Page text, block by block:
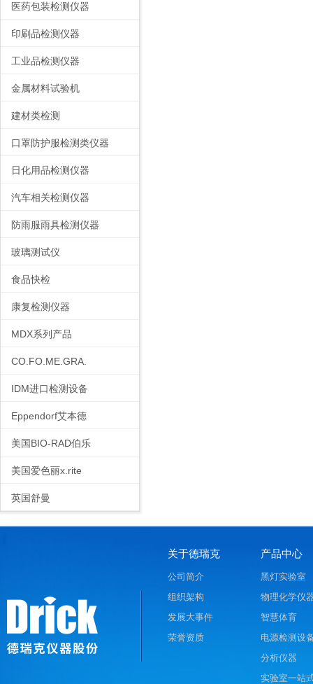
医药包装检测仪器
印刷品检测仪器
工业品检测仪器
金属材料试验机
建材类检测
口罩防护服检测类仪器
日化用品检测仪器
汽车相关检测仪器
防雨服雨具检测仪器
玻璃测试仪
食品快检
康复检测仪器
MDX系列产品
CO.FO.ME.GRA.
IDM进口检测设备
Eppendorf艾本德
美国BIO-RAD伯乐
美国爱色丽x.rite
英国舒曼
关于德瑞克
公司简介
组织架构
发展大事件
荣誉资质
产品中心
黑灯实验室
物理化学仪
智慧体育
电源检测设
分析仪器
实验室一站